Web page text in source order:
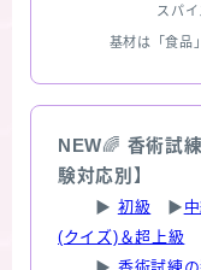
スパ
基材は「食品
NEW🌈 香術試
験対応別】
▶ 初級 ▶
(クイズ)＆超上級